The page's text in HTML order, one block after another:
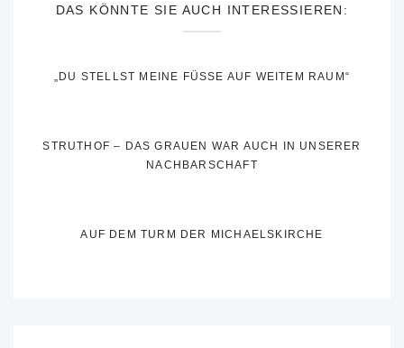
DAS KÖNNTE SIE AUCH INTERESSIEREN:
„DU STELLST MEINE FÜSSE AUF WEITEM RAUM“
STRUTHOF – DAS GRAUEN WAR AUCH IN UNSERER
NACHBARSCHAFT
AUF DEM TURM DER MICHAELSKIRCHE